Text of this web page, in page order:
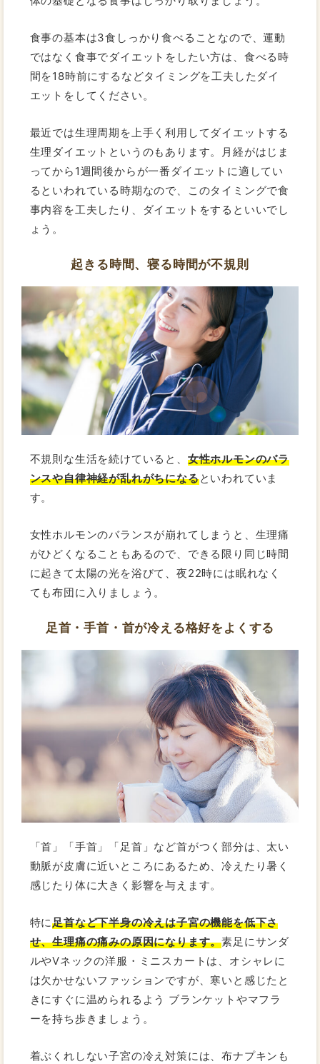
食事の基本は3食しっかり食べることなので、運動
ではなく食事でダイエットをしたい方は、食べる時
間を18時前にするなどタイミングを工夫したダイ
エットをしてください。
最近では生理周期を上手く利用してダイエットする
生理ダイエットというのもあります。月経がはじま
ってから1週間後からが一番ダイエットに適してい
るといわれている時期なので、このタイミングで食
事内容を工夫したり、ダイエットをするといいでし
ょう。
起きる時間、寝る時間が不規則
不規則な生活を続けていると、 女性ホルモンのバラ
ンスや自律神経が乱れがちになるといわれていま
す。
女性ホルモンのバランスが崩れてしまうと、生理痛
がひどくなることもあるので、できる限り同じ時間
に起きて太陽の光を浴びて、夜22時には眠れなく
ても布団に入りましょう。
足首・手首・首が冷える格好をよくする
「首」「手首」「足首」など首がつく部分は、太い
動脈が皮膚に近いところにあるため、冷えたり暑く
感じたり体に大きく影響を与えます。
特に足首など下半身の冷えは子宮の機能を低下さ
せ、生理痛の痛みの原因になります。素足にサンダ
ルやVネックの洋服・ミニスカートは、オシャレに
は欠かせないファッションですが、寒いと感じたと
きにすぐに温められるよう ブランケットやマフラ
ーを持ち歩きましょう。
着ぶくれしない子宮の冷え対策には、布ナプキンも